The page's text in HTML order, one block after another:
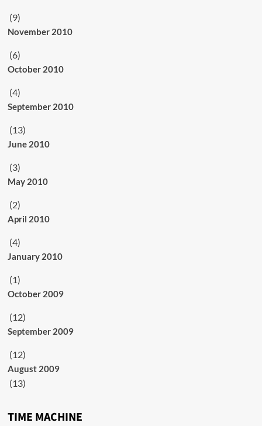
(9)
November 2010
(6)
October 2010
(4)
September 2010
(13)
June 2010
(3)
May 2010
(2)
April 2010
(4)
January 2010
(1)
October 2009
(12)
September 2009
(12)
August 2009
(13)
TIME MACHINE